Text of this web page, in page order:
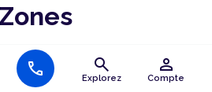
call search
Explorez
person
Compte
Zones
Pradesh